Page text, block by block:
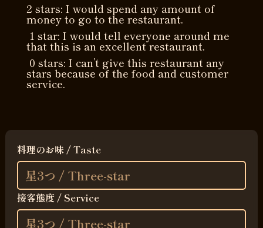
2 stars: I would spend any amount of
money to go to the restaurant.
1 star: I would tell everyone around me
that this is an excellent restaurant.
0 stars: I can’t give this restaurant any
stars because of the food and customer
service.
料理のお味 / Taste
接客態度 / Service